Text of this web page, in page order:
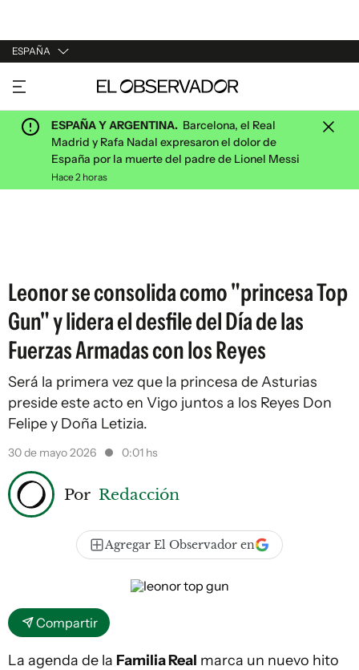
ESPAÑA
URUGUAY
ARGENTINA
ESPAÑA
ESTADOS UNIDOS
ESPAÑA Y ARGENTINA. Barcelona, el Real
Madrid y Rafa Nadal expresaron el dolor de
España por la muerte del padre de Lionel Messi
Hace 2 horas
Leonor se consolida como "princesa Top
Gun" y lidera el desfile del Día de las
Fuerzas Armadas con los Reyes
Será la primera vez que la princesa de Asturias
preside este acto en Vigo juntos a los Reyes Don
Felipe y Doña Letizia.
30 de mayo 2026 0:01 hs
Por Redacción
Agregar El Observador en
Compartir
La agenda de la Familia Real marca un nuevo hito